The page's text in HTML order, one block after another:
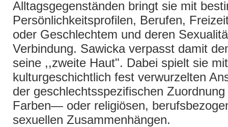
Alltagsgegenständen bringt sie mit
Persönlichkeitsprofilen, Berufen,
oder Geschlechtem und deren
Verbindung. Sawicka verpasst damit
seine ,,zweite Haut". Dabei spielt sie
kulturgeschichtlich fest verwurzelten
der geschlechtsspezifischen
Farben— oder religiösen,
sexuellen Zusammenhängen.